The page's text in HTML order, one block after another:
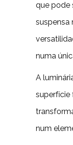
que pode
suspensa
numa
A
superfície
num